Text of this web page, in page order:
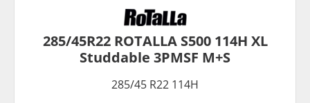
285/45R22 ROTALLA S500 114H XL
Studdable 3PMSF M+S
285/45 R22 114H